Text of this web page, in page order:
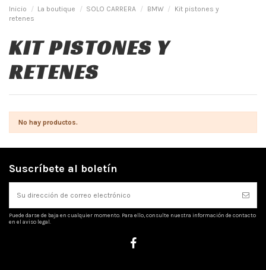
Inicio La boutique SOLO CARRERA BMW
Kit pistones y
retenes
KIT PISTONES Y
RETENES
No hay productos.
Suscríbete al boletín
Puede darse de baja en cualquier momento. Para ello, consulte nuestra información de contacto
en el aviso legal.